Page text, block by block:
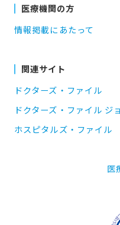
医療機関の方
情報掲載にあたって
関連サイト
ドクターズ・ファイル
ドクターズ・ファイル ジ
ホスピタルズ・ファイル
医